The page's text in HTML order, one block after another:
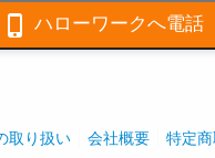
体とし、マンション管理
し、設備保守管理、環境
 ハローワークへ電話
取り扱い 会社概要 特定